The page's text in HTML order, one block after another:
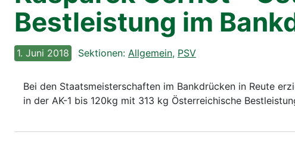
Golf
Judo
Laufsport
Bestleistung im
1. Juni 2018 Sektionen: Allgemein, PSV
Bei den Staatsmeisterschaften im Bankdrücken in Reute
in der AK-1 bis 120kg mit 313 kg Österreichische